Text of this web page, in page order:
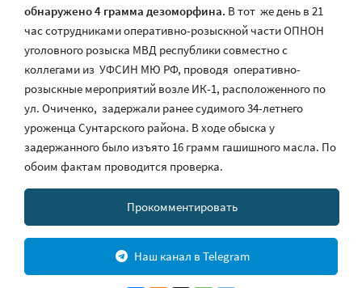
обнаружено 4 грамма дезоморфина. В тот же день в 21
час сотрудниками оперативно-розыскной части ОПНОН
уголовного розыска МВД республики совместно с
коллегами из УФСИН МЮ РФ, проводя оперативно-
розыскные мероприятий возле ИК-1, расположенного по
ул. Очиченко, задержали ранее судимого 34-летнего
уроженца Сунтарского района. В ходе обыска у
задержанного было изъято 16 грамм гашишного масла. По
обоим фактам проводится проверка.
Прокомментировать
Наш канал в Telegram